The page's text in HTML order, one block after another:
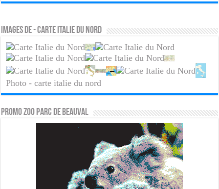
Images de - carte italie du nord
Photo - carte italie du nord
PROMO ZOO PARC DE BEAUVAL